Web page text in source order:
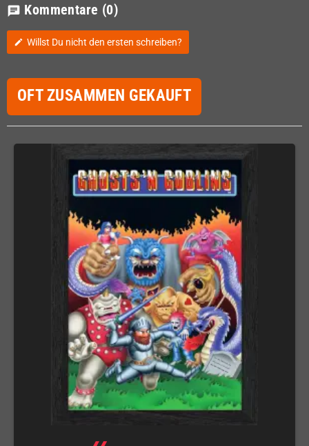
chat Kommentare (0)
edit Willst Du nicht den ersten schreiben?
OFT ZUSAMMEN GEKAUFT